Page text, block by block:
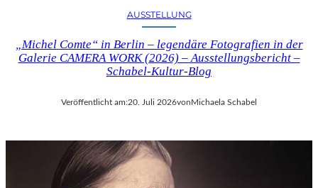
AUSSTELLUNG
„Michel Comte“ in Berlin – legendäre Fotografien in der
Galerie CAMERA WORK (2026) – Ausstellungsbericht –
Schabel-Kultur-Blog
Veröffentlicht am:20. Juli 2026vonMichaela Schabel